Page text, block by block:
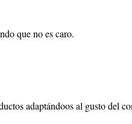
que no es caro.
adaptándoos al gusto del